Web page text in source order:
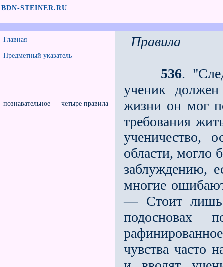
BDN-STEINER.RU
Главная
Предметный указатель
познавательное — четыре правила
Правила
536.
ученик
жизни он мог
требования
ученичество,
области, могло
заблуждению,
многие
— Стоит лишь
подосновах
чувства часто